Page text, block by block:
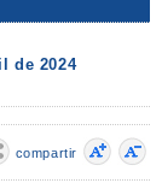
de 2024
compartir